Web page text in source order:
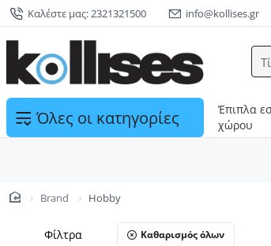
Καλέστε μας: 2321321500 info@kollises.gr
Όλες οι κατηγορίες
Έπιπλα
χώρου
Brand Hobby
Φίλτρα Καθαρισμός όλων